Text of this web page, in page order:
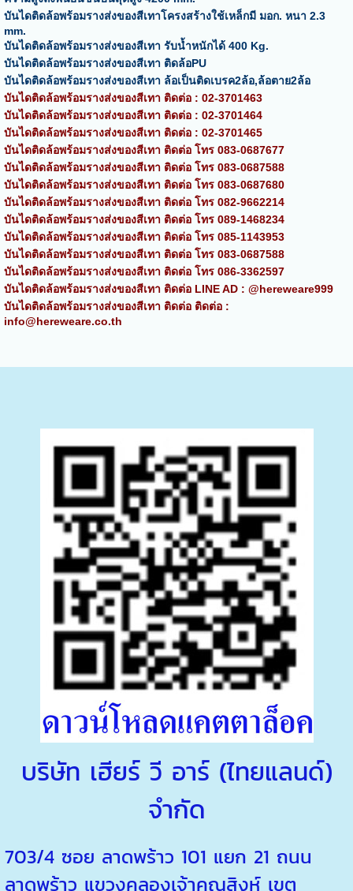
บันไดติดล้อพร้อมรางส่งของสีเทาโครงสร้างใช้เหล็กมี มอก. หนา 2.3
mm.
บันไดติดล้อพร้อมรางส่งของสีเทา รับน้ำหนักได้ 400 Kg.
บันไดติดล้อพร้อมรางส่งของสีเทา ติดล้อPU
บันไดติดล้อพร้อมรางส่งของสีเทา ล้อเป็นติดเบรค2ล้อ,ล้อตาย2ล้อ
บันไดติดล้อพร้อมรางส่งของสีเทา ติดต่อ : 02-3701463
บันไดติดล้อพร้อมรางส่งของสีเทา ติดต่อ : 02-3701464
บันไดติดล้อพร้อมรางส่งของสีเทา ติดต่อ : 02-3701465
บันไดติดล้อพร้อมรางส่งของสีเทา ติดต่อ โทร 083-0687677
บันไดติดล้อพร้อมรางส่งของสีเทา ติดต่อ โทร 083-0687588
บันไดติดล้อพร้อมรางส่งของสีเทา ติดต่อ โทร 083-0687680
บันไดติดล้อพร้อมรางส่งของสีเทา ติดต่อ โทร 082-9662214
บันไดติดล้อพร้อมรางส่งของสีเทา ติดต่อ โทร 089-1468234
บันไดติดล้อพร้อมรางส่งของสีเทา ติดต่อ โทร 085-1143953
บันไดติดล้อพร้อมรางส่งของสีเทา ติดต่อ โทร 083-0687588
บันไดติดล้อพร้อมรางส่งของสีเทา ติดต่อ โทร 086-3362597
บันไดติดล้อพร้อมรางส่งของสีเทา ติดต่อ LINE AD : @hereweare999
บันไดติดล้อพร้อมรางส่งของสีเทา ติดต่อ ติดต่อ :
info@hereweare.co.th
บริษัท เฮียร์ วี อาร์ (ไทยแลนด์)
จำกัด
703/4 ซอย ลาดพร้าว 101 แยก 21 ถนน
ลาดพร้าว แขวงคลองเจ้าคุณสิงห์ เขต